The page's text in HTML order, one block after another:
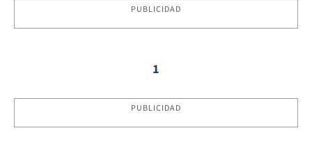
PUBLICIDAD
1
PUBLICIDAD